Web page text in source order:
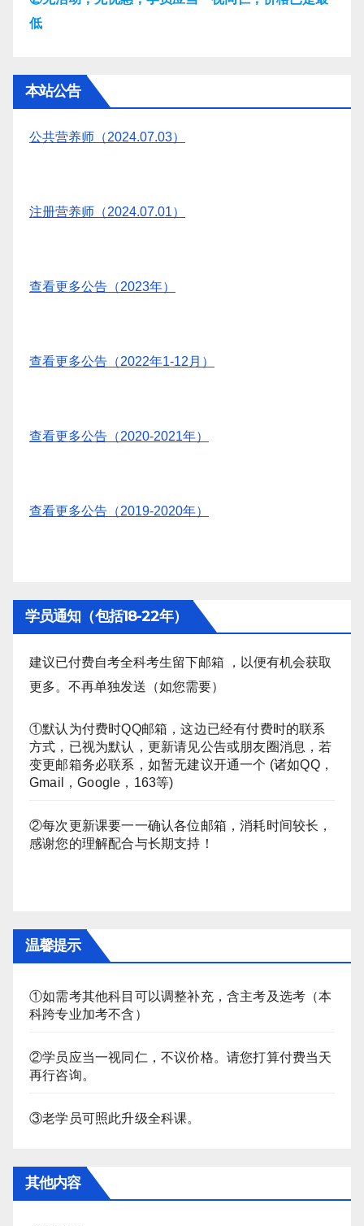
低
本站公告
公共营养师（2024.07.03）
注册营养师（2024.07.01）
查看更多公告（2023年）
查看更多公告（2022年1-12月）
查看更多公告（2020-2021年）
查看更多公告（2019-2020年）
学员通知（包括18-22年）
建议已付费自考全科考生留下邮箱 ，以便有机会获取
更多。不再单独发送（如您需要）
①默认为付费时QQ邮箱，这边已经有付费时的联系
方式，已视为默认，更新请见公告或朋友圈消息，若
变更邮箱务必联系，如暂无建议开通一个 (诸如QQ，
Gmail，Google，163等)
②每次更新课要一一确认各位邮箱，消耗时间较长，
感谢您的理解配合与长期支持！
温馨提示
①如需考其他科目可以调整补充，含主考及选考（本
科跨专业加考不含）
②学员应当一视同仁，不议价格。请您打算付费当天
再行咨询。
③老学员可照此升级全科课。
其他内容